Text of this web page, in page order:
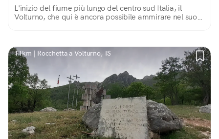
L'inizio del fiume più lungo del centro sud Italia, il
Volturno, che qui è ancora possibile ammirare nel suo
11km | Rocchetta a Volturno, IS